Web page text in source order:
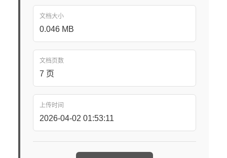
文档大小
0.046 MB
文档页数
7 页
上传时间
2026-04-02 01:53:11